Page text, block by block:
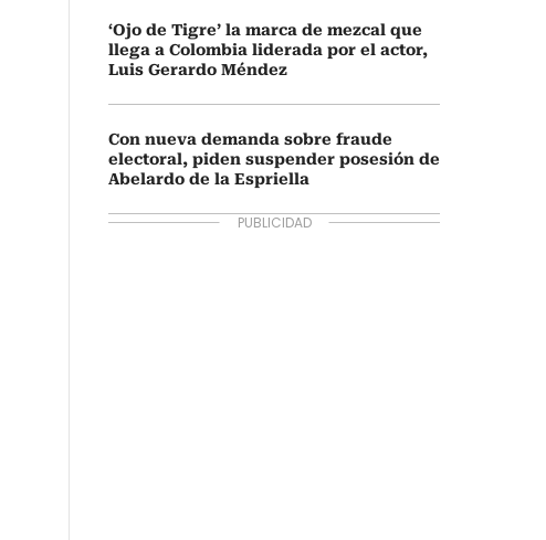
‘Ojo de Tigre’ la marca de mezcal que
llega a Colombia liderada por el actor,
Luis Gerardo Méndez
Con nueva demanda sobre fraude
electoral, piden suspender posesión de
Abelardo de la Espriella